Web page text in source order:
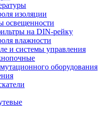
изоляции
освещенности
на DIN-рейку
влажности
и системы управления
оборудования